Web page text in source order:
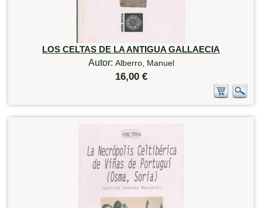
LOS CELTAS DE LA ANTIGUA GALLAECIA
Autor: Alberro, Manuel
16,00 €